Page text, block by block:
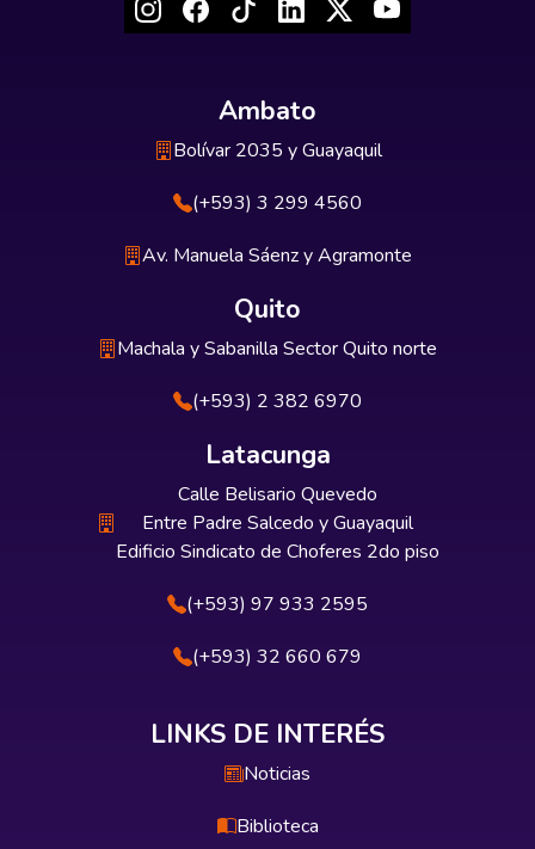
Ambato
Bolívar 2035 y Guayaquil
(+593) 3 299 4560
Av. Manuela Sáenz y Agramonte
Quito
Machala y Sabanilla Sector Quito norte
(+593) 2 382 6970
Latacunga
Calle Belisario Quevedo
Entre Padre Salcedo y Guayaquil
Edificio Sindicato de Choferes 2do piso
(+593) 97 933 2595
(+593) 32 660 679
LINKS DE INTERÉS
Noticias
Biblioteca